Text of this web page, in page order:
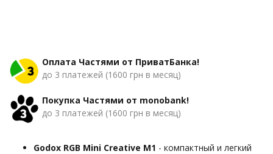
Оплата Частями от ПриватБанка!
до 3 платежей (1600 грн в месяц)
Покупка Частями от monobank!
до 3 платежей (1600 грн в месяц)
Godox RGB Mini Creative M1 - компактный и легкий